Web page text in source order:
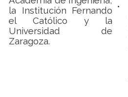
la Institución Fernando
el Católico y la
Universidad de
Zaragoza.
•